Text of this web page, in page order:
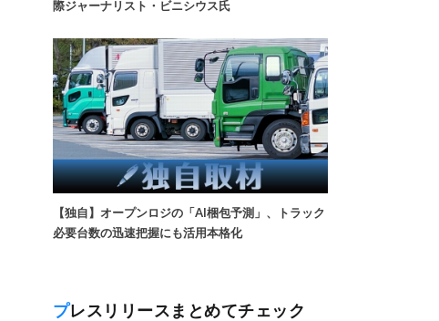
際ジャーナリスト・ビニシウス氏
【独自】オープンロジの「AI梱包予測」、トラック
必要台数の迅速把握にも活用本格化
プレスリリースまとめてチェック